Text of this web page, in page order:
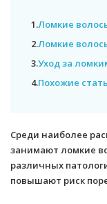
1.Ломкие
2.Ломкие
3.Уход за
4.Похожие
Среди наиболее
занимают ломкие
различных
повышают риск